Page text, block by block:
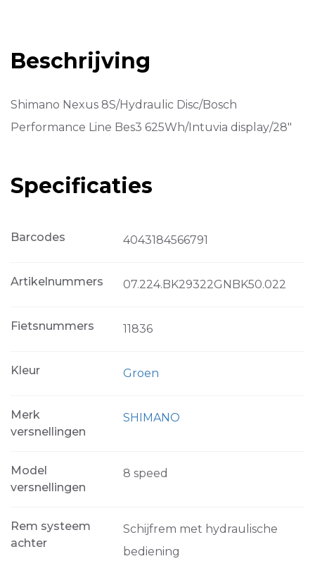
incl.
625
accu
Green/Black/Silver
aantal
Beschrijving
Shimano Nexus 8S/Hydraulic Disc/Bosch
Performance Line Bes3 625Wh/Intuvia display/28″
Specificaties
Barcodes 4043184566791
Artikelnummers 07.224.BK29322GNBK50.022
Fietsnummers 11836
Kleur Groen
Merk
versnellingen
SHIMANO
Model
versnellingen
8 speed
Rem systeem
achter
Schijfrem met hydraulische
bediening